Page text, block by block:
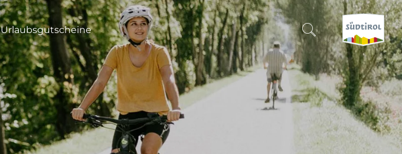
Urlaubsgutscheine
SUCHEN & BUCHEN
ENTDECKE SÜDTIROL